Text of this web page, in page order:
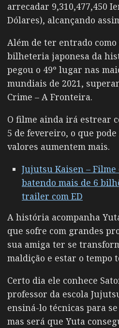
arrecadar 9,310,477,450
Dólares), alcançando
Além de ter entrado como
bilheteria japonesa da
pegou o 49º lugar nas
mundiais de 2021,
Crime – A Fronteira.
O filme ainda irá estrear
5 de fevereiro, o que
valores aumentem mais.
Jujutsu Kaisen –
batendo mais de 6
trailer com ED
A história acompanha
que sofre com grandes
sua amiga ter se
maldição e estar o tempo
Certo dia ele conhece
professor da escola
ensiná-lo técnicas para
mas será que Yuta